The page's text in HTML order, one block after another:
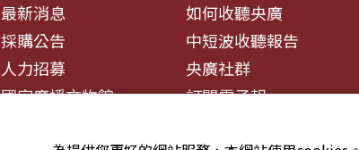
最新消息
採購公告
人力招募
國家廣播文物館
如何收聽央廣
中短波收聽報告
央廣社群
訂閱電子報